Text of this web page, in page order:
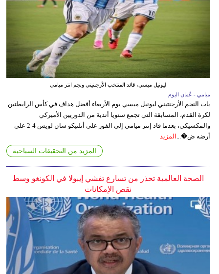
ليونيل ميسي، قائد المنتخب الأرجنتيني ونجم انتر ميامي
ميامي - عُمان اليوم
بات النجم الأرجنتيني ليونيل ميسي يوم الأربعاء أفضل هداف في كأس الرابطتين
لكرة القدم، المسابقة التي تجمع سنويا أندية من الدوريين الأميركي
والمكسيكي، بعدما قاد إنتر ميامي إلى الفوز على أتلتيكو سان لويس 4-2 على
أرضه ض�...
المزيد
المزيد من التحقيقات السياحية
الصحة العالمية تحذر من تسارع تفشي إيبولا في الكونغو وسط
نقص الإمكانات